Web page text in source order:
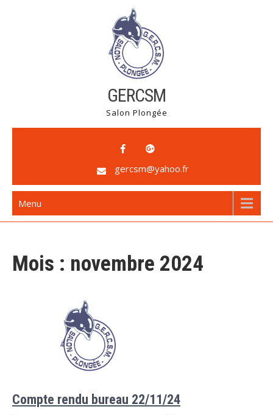
GERCSM
Salon Plongée
gercsm@yahoo.fr
Menu
Mois : novembre 2024
Compte rendu bureau 22/11/24